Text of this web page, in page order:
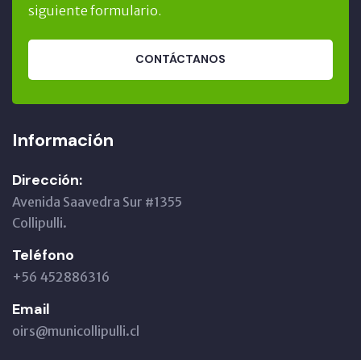
siguiente formulario.
CONTÁCTANOS
Información
Dirección:
Avenida Saavedra Sur #1355
Collipulli.
Teléfono
+56 452886316
Email
oirs@municollipulli.cl